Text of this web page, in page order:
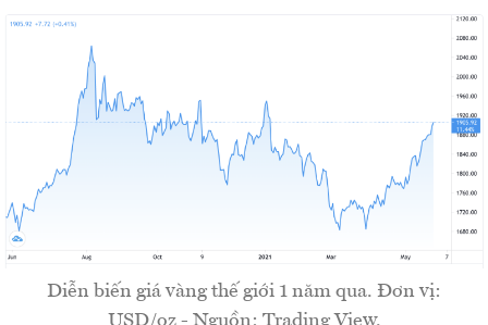
Diễn biến giá vàng thế giới 1 năm qua. Đơn vị:
USD/oz - Nguồn: Trading View.